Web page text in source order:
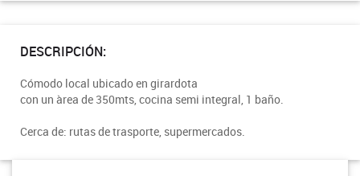
DESCRIPCIÓN:
Cómodo local ubicado en girardota
con un àrea de 350mts, cocina semi integral, 1 baño.
Cerca de: rutas de trasporte, supermercados.